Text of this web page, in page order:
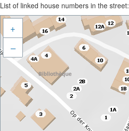
List of linked house numbers in the street:
+
–